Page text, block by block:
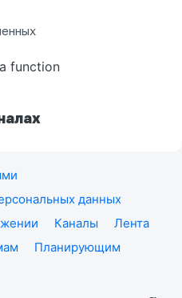
function
данных
Каналы
Лента
Планирующим